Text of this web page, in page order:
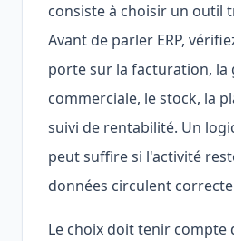
consiste à choisir un outil
Avant de parler ERP,
porte sur la facturation, la
commerciale, le stock, la
suivi de rentabilité. Un
peut suffire si l'activité
données circulent
Le choix doit tenir compte